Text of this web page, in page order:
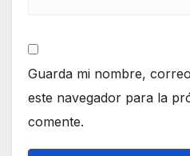
Guarda mi nombre,
este navegador para la
comente.